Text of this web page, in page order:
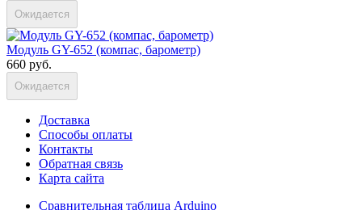
Ожидается
Модуль GY-652 (компас, барометр)
660 руб.
Ожидается
Доставка
Способы оплаты
Контакты
Обратная связь
Карта сайта
Сравнительная таблица Arduino